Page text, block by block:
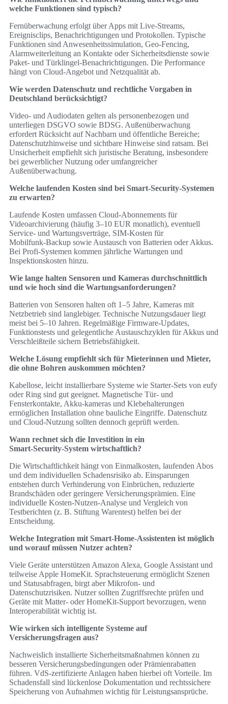
welche Funktionen sind typisch?
Fernüberwachung erfolgt über Apps mit Live‑Streams,
Ereignisclips, Benachrichtigungen und Protokollen. Typische
Funktionen sind Anwesenheitssimulation, Geo‑Fencing,
Alarmweiterleitung an Kontakte oder Sicherheitsdienste sowie
Paket‑ und Türklingel‑Benachrichtigungen. Die Performance
hängt von Cloud‑Angebot und Netzqualität ab.
Wie werden Datenschutz und rechtliche Vorgaben in
Deutschland berücksichtigt?
Video‑ und Audiodaten gelten als personenbezogen und
unterliegen DSGVO sowie BDSG. Außenüberwachung
erfordert Rücksicht auf Nachbarn und öffentliche Bereiche;
Datenschutzhinweise und sichtbare Hinweise sind ratsam. Bei
Unsicherheit empfiehlt sich juristische Beratung, insbesondere
bei gewerblicher Nutzung oder umfangreicher
Außenüberwachung.
Welche laufenden Kosten sind bei Smart‑Security‑Systemen
zu erwarten?
Laufende Kosten umfassen Cloud‑Abonnements für
Videoarchivierung (häufig 3–10 EUR monatlich), eventuell
Service‑ und Wartungsverträge, SIM‑Kosten für
Mobilfunk‑Backup sowie Austausch von Batterien oder Akkus.
Bei Profi‑Systemen kommen jährliche Wartungen und
Inspektionskosten hinzu.
Wie lange halten Sensoren und Kameras durchschnittlich
und wie hoch sind die Wartungsanforderungen?
Batterien von Sensoren halten oft 1–5 Jahre, Kameras mit
Netzbetrieb sind langlebiger. Technische Nutzungsdauer liegt
meist bei 5–10 Jahren. Regelmäßige Firmware‑Updates,
Funktionstests und gelegentliche Austauschzyklen für Akkus und
Verschleißteile sichern Betriebsfähigkeit.
Welche Lösung empfiehlt sich für Mieterinnen und Mieter,
die ohne Bohren auskommen möchten?
Kabellose, leicht installierbare Systeme wie Starter‑Sets von eufy
oder Ring sind gut geeignet. Magnetische Tür‑ und
Fensterkontakte, Akku‑kameras und Klebehalterungen
ermöglichen Installation ohne bauliche Eingriffe. Datenschutz
und Cloud‑Nutzung sollten dennoch geprüft werden.
Wann rechnet sich die Investition in ein
Smart‑Security‑System wirtschaftlich?
Die Wirtschaftlichkeit hängt von Einmalkosten, laufenden Abos
und dem individuellen Schadensrisiko ab. Einsparungen
entstehen durch Verhinderung von Einbrüchen, reduzierte
Brandschäden oder geringere Versicherungsprämien. Eine
individuelle Kosten‑Nutzen‑Analyse und Vergleich von
Testberichten (z. B. Stiftung Warentest) helfen bei der
Entscheidung.
Welche Integration mit Smart‑Home‑Assistenten ist möglich
und worauf müssen Nutzer achten?
Viele Geräte unterstützen Amazon Alexa, Google Assistant und
teilweise Apple HomeKit. Sprachsteuerung ermöglicht Szenen
und Statusabfragen, birgt aber Mikrofon‑ und
Datenschutzrisiken. Nutzer sollten Zugriffsrechte prüfen und
Geräte mit Matter‑ oder HomeKit‑Support bevorzugen, wenn
Interoperabilität wichtig ist.
Wie wirken sich intelligente Systeme auf
Versicherungsfragen aus?
Nachweislich installierte Sicherheitsmaßnahmen können zu
besseren Versicherungsbedingungen oder Prämienrabatten
führen. VdS‑zertifizierte Anlagen haben hierbei oft Vorteile. Im
Schadensfall sind lückenlose Dokumentation und rechtssichere
Speicherung von Aufnahmen wichtig für Leistungsansprüche.